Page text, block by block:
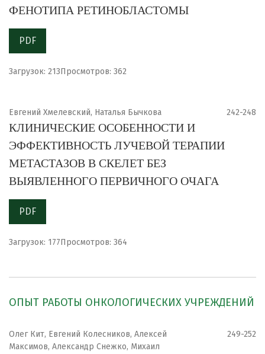
ФЕНОТИПА РЕТИНОБЛАСТОМЫ
PDF
Загрузок: 213Просмотров: 362
Евгений Хмелевский, Наталья Бычкова 242-248
КЛИНИЧЕСКИЕ ОСОБЕННОСТИ И
ЭФФЕКТИВНОСТЬ ЛУЧЕВОЙ ТЕРАПИИ
МЕТАСТАЗОВ В СКЕЛЕТ БЕЗ
ВЫЯВЛЕННОГО ПЕРВИЧНОГО ОЧАГА
PDF
Загрузок: 177Просмотров: 364
ОПЫТ РАБОТЫ ОНКОЛОГИЧЕСКИХ УЧРЕЖДЕНИЙ
Олег Кит, Евгений Колесников, Алексей
Максимов, Александр Снежко, Михаил
249-252